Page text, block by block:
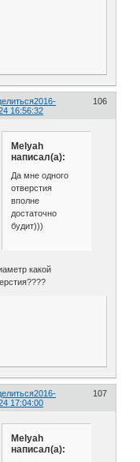
106
2016-
16:56:32
Melyah
написал(а):
Да мне одного
отверстия
вполне
достаточно
будит)))
какой
107
2016-
17:04:00
Melyah
написал(а):